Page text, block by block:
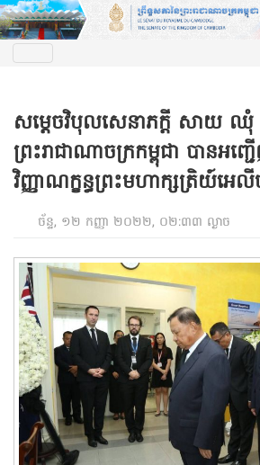
សម្តេចវិបុលសេនាភក្តី សាយ ឈុំ
ព្រះរាជាណាចក្រកម្ពុជា បានអញ្
វិញ្ញាណក្ខន្ធព្រះមហាក្សត្រិយ៍អេ
ច័ន្ទ, ១២ កញ្ញា ២០២២, ០២:៣៣ ល្ងាច